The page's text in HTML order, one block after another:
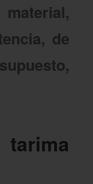
material,
de